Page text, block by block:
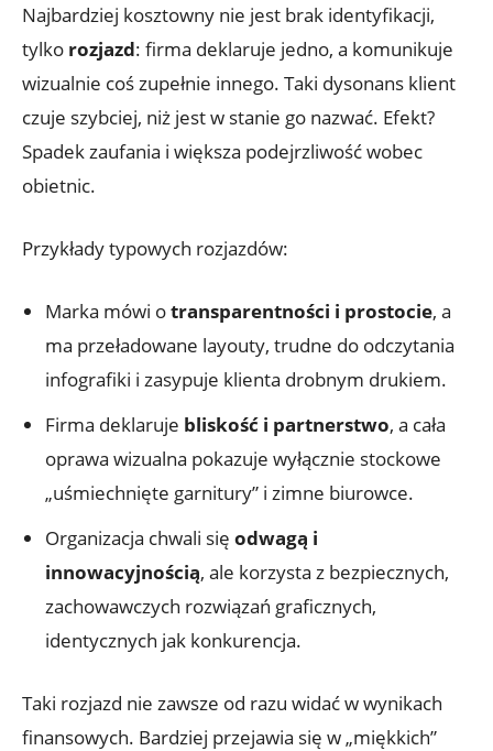
Najbardziej kosztowny nie jest brak identyfikacji,
tylko rozjazd: firma deklaruje jedno, a komunikuje
wizualnie coś zupełnie innego. Taki dysonans klient
czuje szybciej, niż jest w stanie go nazwać. Efekt?
Spadek zaufania i większa podejrzliwość wobec
obietnic.
Przykłady typowych rozjazdów:
Marka mówi otransparentności i prostocie, a
ma przeładowane layouty, trudne do odczytania
infografiki i zasypuje klienta drobnym drukiem.
Firma deklaruje bliskość i partnerstwo, a cała
oprawa wizualna pokazuje wyłącznie stockowe
„uśmiechnięte garnitury” i zimne biurowce.
Organizacja chwali się odwagą i
innowacyjnością, ale korzysta z bezpiecznych,
zachowawczych rozwiązań graficznych,
identycznych jak konkurencja.
Taki rozjazd nie zawsze od razu widać w wynikach
finansowych. Bardziej przejawia się w „miękkich”